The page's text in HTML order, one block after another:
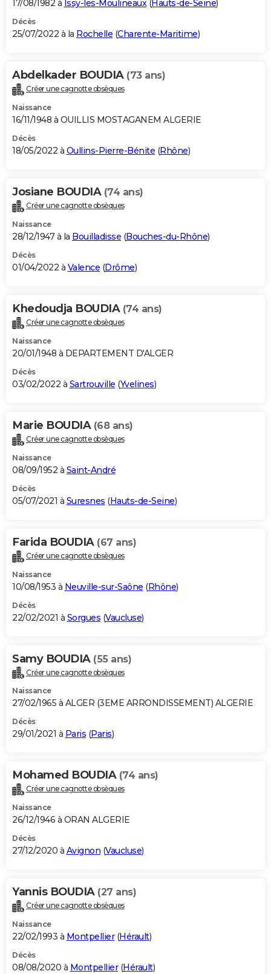
17/08/1982 à Issy-les-Moulineaux(Hauts-de-Seine)
Décès
25/07/2022 à la Rochelle (Charente-Maritime)
Abdelkader BOUDIA (73 ans)
Créer une cagnotte obsèques
Naissance
16/11/1948 à OUILLIS MOSTAGANEM ALGERIE
Décès
18/05/2022 à Oullins-Pierre-Bénite (Rhône)
Josiane BOUDIA (74 ans)
Créer une cagnotte obsèques
Naissance
28/12/1947 à la Bouilladisse (Bouches-du-Rhône)
Décès
01/04/2022 à Valence (Drôme)
Khedoudja BOUDIA (74 ans)
Créer une cagnotte obsèques
Naissance
20/01/1948 à DEPARTEMENT D'ALGER
Décès
03/02/2022 à Sartrouville (Yvelines)
Marie BOUDIA (68 ans)
Créer une cagnotte obsèques
Naissance
08/09/1952 à Saint-André
Décès
05/07/2021 à Suresnes (Hauts-de-Seine)
Farida BOUDIA (67 ans)
Créer une cagnotte obsèques
Naissance
10/08/1953 à Neuville-sur-Saône (Rhône)
Décès
22/02/2021 à Sorgues (Vaucluse)
Samy BOUDIA (55 ans)
Créer une cagnotte obsèques
Naissance
27/02/1965 à ALGER (3EME ARRONDISSEMENT) ALGERIE
Décès
29/01/2021 à Paris (Paris)
Mohamed BOUDIA (74 ans)
Créer une cagnotte obsèques
Naissance
26/12/1946 à ORAN ALGERIE
Décès
27/12/2020 à Avignon (Vaucluse)
Yannis BOUDIA (27 ans)
Créer une cagnotte obsèques
Naissance
22/02/1993 à Montpellier(Hérault)
Décès
08/08/2020 à Montpellier(Hérault)